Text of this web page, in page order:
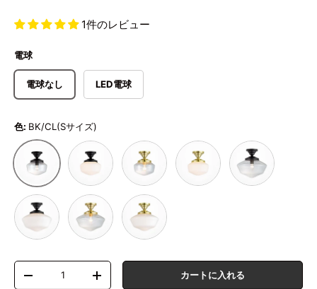
1件のレビュー
電球
電球なし LED電球
色: BK/CL(Sサイズ)
BK/CL(Sサイズ)BK/WH(Sサイズ)LG/CL(Sサイズ)LG/WH(Sサイズ)BK/CL(Lサイズ)
BK/WH(Lサイズ)LG/CL(Lサイズ)LG/WH(Lサイズ)
数量
数量を減らす
数量を増やす カートに入れる